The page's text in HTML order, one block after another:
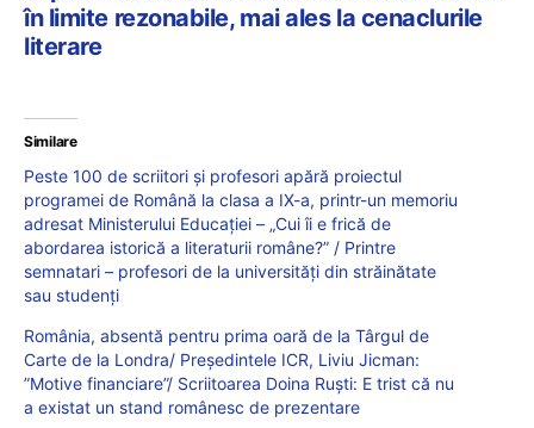
în limite rezonabile, mai ales la cenaclurile
literare
Similare
Peste 100 de scriitori și profesori apără proiectul
programei de Română la clasa a IX-a, printr-un memoriu
adresat Ministerului Educației – „Cui îi e frică de
abordarea istorică a literaturii române?” / Printre
semnatari – profesori de la universități din străinătate
sau studenți
România, absentă pentru prima oară de la Târgul de
Carte de la Londra/ Președintele ICR, Liviu Jicman:
”Motive financiare”/ Scriitoarea Doina Ruști: E trist că nu
a existat un stand românesc de prezentare